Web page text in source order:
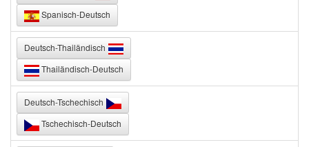
Spanisch-Deutsch
Deutsch-Thailändisch
Thailändisch-Deutsch
Deutsch-Tschechisch
Tschechisch-Deutsch